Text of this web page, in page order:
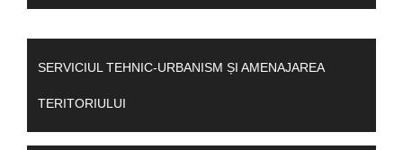
SERVICIUL TEHNIC-URBANISM ȘI AMENAJAREA
TERITORIULUI